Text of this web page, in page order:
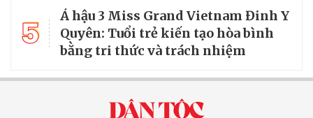
5
Á hậu 3 Miss Grand Vietnam Đinh Y
Quyên: Tuổi trẻ kiến tạo hòa bình
bằng tri thức và trách nhiệm